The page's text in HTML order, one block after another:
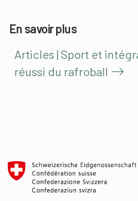
En savoir plus
Articles | Sport et
réussi du rafroball